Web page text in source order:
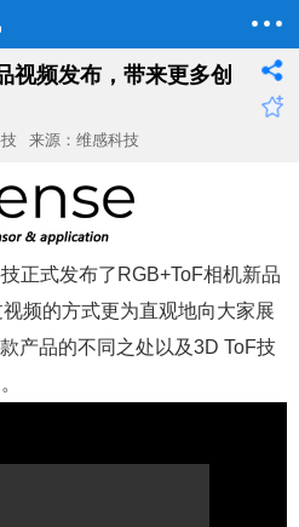
视频发布，带来更多创
来源：维感科技
正式发布了RGB+ToF相机新品
频的方式更为直观地向大家展
产品的不同之处以及3D ToF技